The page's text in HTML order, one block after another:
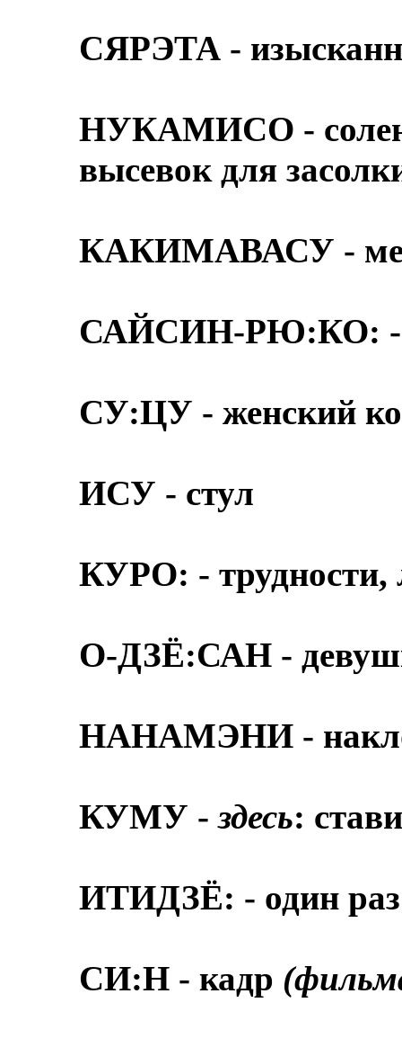
СЯРЭТА -
НУКАМИСО -
высевок для
КАКИМАВАСУ -
САЙСИН-РЮ:КО: -
СУ:ЦУ - женский
ИСУ - стул
КУРО: - трудности,
О-ДЗЁ:САН -
НАНАМЭНИ -
КУМУ -здесь:
ИТИДЗЁ: - один
СИ:Н - кадр